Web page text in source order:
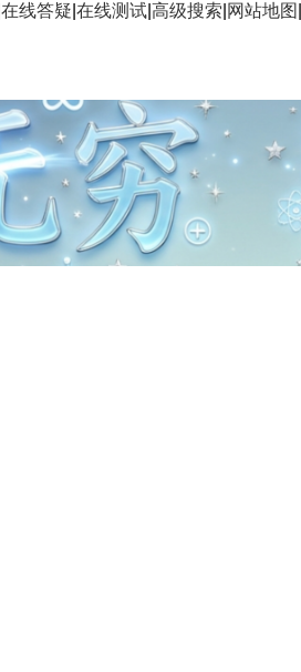
在线答疑 在线测试 高级搜索 网站地图